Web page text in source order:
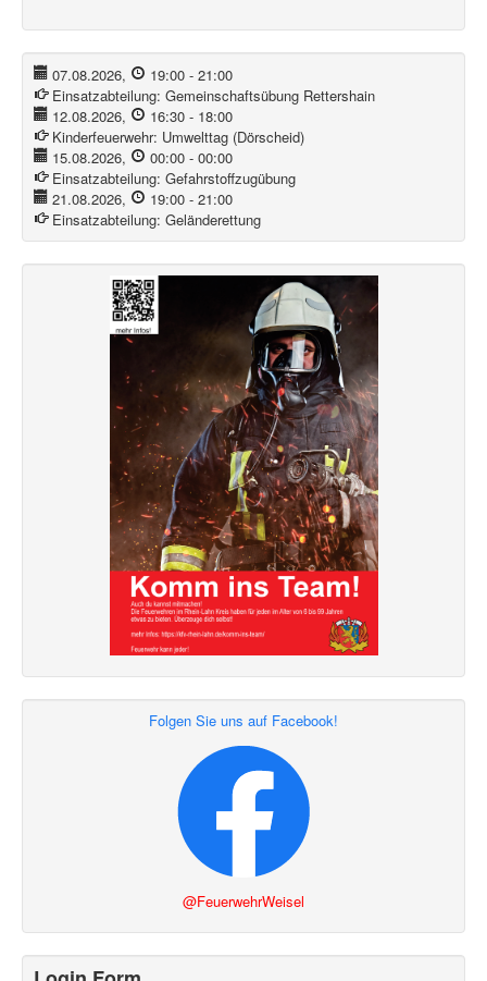
07.08.2026, 19:00- 21:00
Einsatzabteilung:Gemeinschaftsübung Rettershain
12.08.2026, 16:30- 18:00
Kinderfeuerwehr: Umwelttag (Dörscheid)
15.08.2026, 00:00- 00:00
Einsatzabteilung:Gefahrstoffzugübung
21.08.2026, 19:00- 21:00
Einsatzabteilung:Geländerettung
Folgen Sie uns auf Facebook!
@FeuerwehrWeisel